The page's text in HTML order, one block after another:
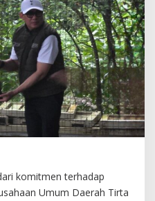
komitmen terhadap
Umum Daerah Tirta